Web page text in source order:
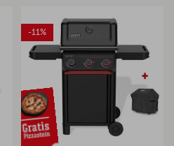
-11%